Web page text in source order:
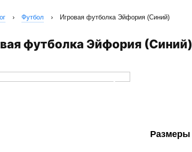
› Футбол › Игровая футболка Эйфория (Синий)
футболка Эйфория (Синий)
Размеры